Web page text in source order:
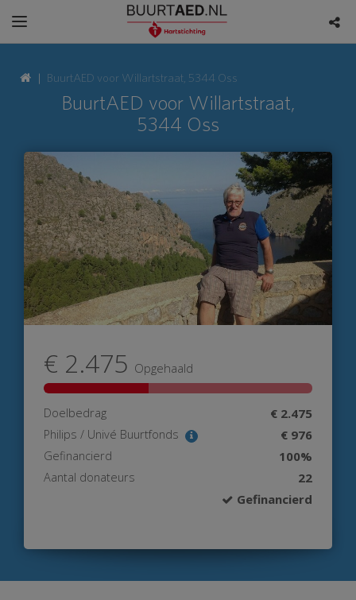
BuurtAED voor Willartstraat, 5344 Oss
BuurtAED voor Willartstraat,
5344 Oss
€ 2.475 Opgehaald
Doelbedrag € 2.475
Philips / Univé Buurtfonds € 976
Gefinancierd 100%
Aantal donateurs
22
Gefinancierd